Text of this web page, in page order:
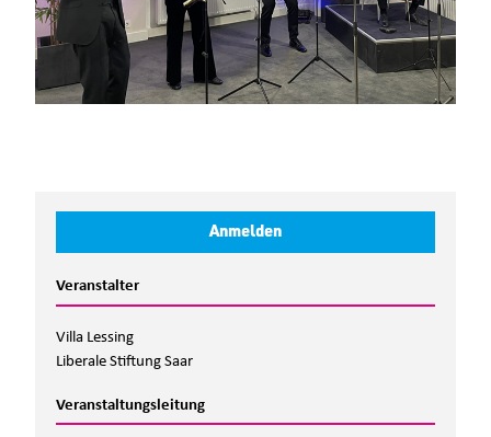
Anmelden
Veranstalter
Villa Lessing
Liberale Stiftung Saar
Veranstaltungsleitung